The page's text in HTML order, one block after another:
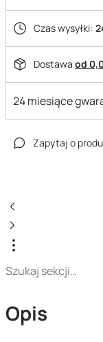
Czas wysyłki:
Dostawa od
24 miesiące
Zapytaj o
Opis